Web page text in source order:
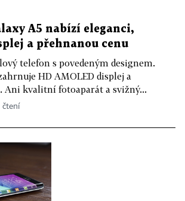
A5 nabízí eleganci,
a přehnanou cenu
telefon s povedeným designem.
HD AMOLED displej a
Ani kvalitní fotoaparát a svižný...
čtení